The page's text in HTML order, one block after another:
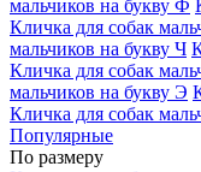
мальчиков на букву Ф
Кличка для собак
мальчиков на букву Ч
Кличка для собак
мальчиков на букву Э
Кличка для собак
Популярные
По размеру